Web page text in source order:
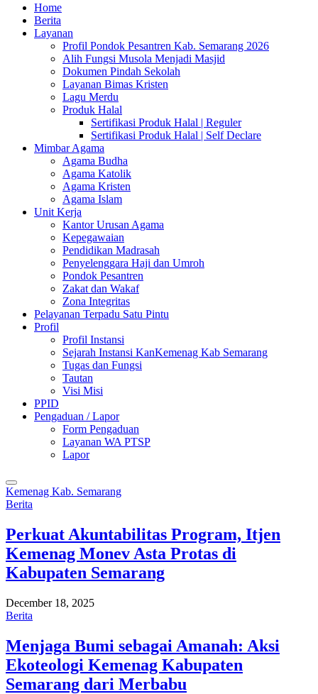
Home
Berita
Layanan
Profil Pondok Pesantren Kab. Semarang 2026
Alih Fungsi Musola Menjadi Masjid
Dokumen Pindah Sekolah
Layanan Bimas Kristen
Lagu Merdu
Produk Halal
Sertifikasi Produk Halal | Reguler
Sertifikasi Produk Halal | Self Declare
Mimbar Agama
Agama Budha
Agama Katolik
Agama Kristen
Agama Islam
Unit Kerja
Kantor Urusan Agama
Kepegawaian
Pendidikan Madrasah
Penyelenggara Haji dan Umroh
Pondok Pesantren
Zakat dan Wakaf
Zona Integritas
Pelayanan Terpadu Satu Pintu
Profil
Profil Instansi
Sejarah Instansi KanKemenag Kab Semarang
Tugas dan Fungsi
Tautan
Visi Misi
PPID
Pengaduan / Lapor
Form Pengaduan
Layanan WA PTSP
Lapor
Kemenag Kab. Semarang
Berita
Perkuat Akuntabilitas Program, Itjen
Kemenag Monev Asta Protas di
Kabupaten Semarang
December 18, 2025
Berita
Menjaga Bumi sebagai Amanah: Aksi
Ekoteologi Kemenag Kabupaten
Semarang dari Merbabu